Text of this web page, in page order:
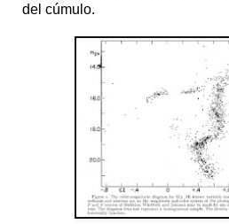
del cúmulo.